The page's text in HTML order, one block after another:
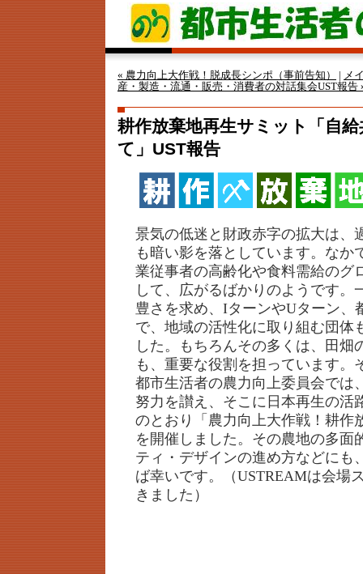
« 農力向上大作戦！脱成長シンポ（事前告知）
メ
産・製造・流通・販売・消費者の対話集会UST報告
耕作放棄地再生サミット「自
て」UST報告
景気の低迷と財政赤字の拡大は、
も暗い影を落としています。なか
業従事者の高齢化や食料需給のグ
して、広がるばかりのようです。
豊さを求め、IターンやUターン、
で、地域の活性化に取り組む団体
した。もちろんその多くは、田畑
も、重要な役割を担っています
都市生活者の農力向上委員会では
努力を讃え、そこに日本再生の活
のとおり「農力向上大作戦！耕作
を開催しました。その農地の多面
ティ・デザインの進め方などにも
ば幸いです。（USTREAMは会場
きました）